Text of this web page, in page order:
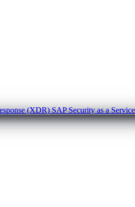
(XDR)SAP Security as a